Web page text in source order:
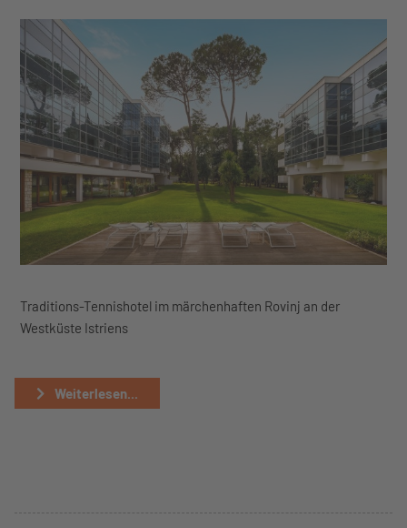
Traditions-Tennishotel im märchenhaften Rovinj an der
Westküste Istriens
Weiterlesen...